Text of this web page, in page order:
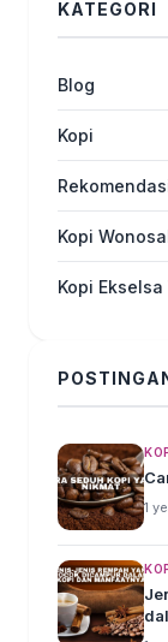
KATEGORI
Blog
Kopi
Kopi
Kopi
1